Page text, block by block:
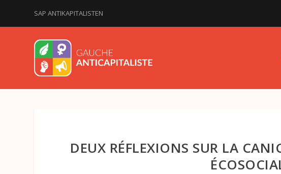
SAP ANTIKAPITALISTEN
DEUX RÉFLEXIONS SUR LA